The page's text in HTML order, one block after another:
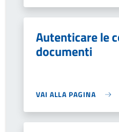
Autenticare le
documenti
VAI ALLA PAGINA